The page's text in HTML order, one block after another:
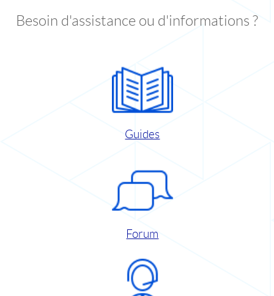
Besoin d'assistance ou d'informations ?
Guides
Forum